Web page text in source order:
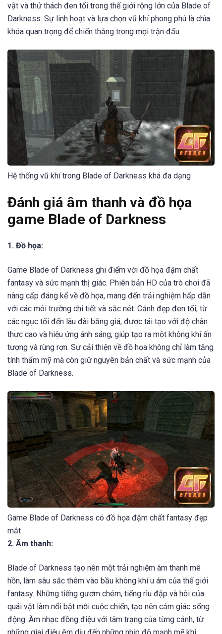
vật và thử thách đen tối trong thế giới rộng lớn của Blade of
Darkness. Sự linh hoạt và lựa chọn vũ khí phong phú là chìa
khóa quan trọng để chiến thắng trong mọi trận đấu.
Hệ thống vũ khí trong Blade of Darkness khá đa dạng
Đánh giá âm thanh và đồ họa
game Blade of Darkness
1. Đồ họa:
Game Blade of Darkness ghi điểm với đồ họa đậm chất
fantasy và sức mạnh thị giác. Phiên bản HD của trò chơi đã
nâng cấp đáng kể về đồ họa, mang đến trải nghiệm hấp dẫn
với các môi trường chi tiết và sắc nét. Cảnh đẹp đen tối, từ
các ngục tối đến lâu đài băng giá, được tái tạo với độ chân
thực cao và hiệu ứng ánh sáng, giúp tạo ra một không khí ấn
tượng và rùng rợn. Sự cải thiện về đồ họa không chỉ làm tăng
tính thẩm mỹ mà còn giữ nguyên bản chất và sức mạnh của
Blade of Darkness.
Game Blade of Darkness có đồ họa đậm chất fantasy đẹp
mắt
2. Âm thanh:
Blade of Darkness tạo nên một trải nghiệm âm thanh mê
hồn, làm sâu sắc thêm vào bầu không khí u ám của thế giới
fantasy. Những tiếng gươm chém, tiếng rìu đập và hôi của
quái vật làm nổi bật mỗi cuộc chiến, tạo nên cảm giác sống
động. Âm nhạc đồng điệu với tâm trạng của từng cảnh, từ